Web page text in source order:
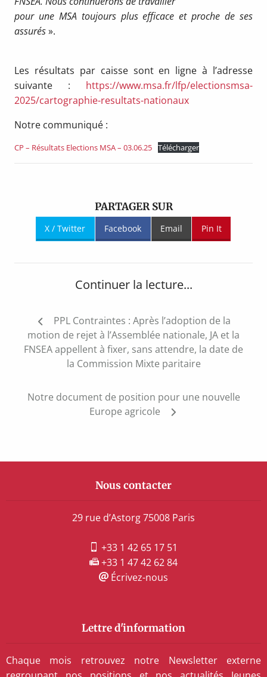
pour une MSA toujours plus efficace et proche de ses
assurés».
Les résultats par caisse sont en ligne à l’adresse
suivante : https://www.msa.fr/lfp/electionsmsa-
2025/cartographie-resultats-nationaux
Notre communiqué :
CP – Résultats Elections MSA – 03.06.25 Télécharger
PARTAGER SUR
X / Twitter Facebook Email Pin It
Continuer la lecture...
Navigation
de
l’article
PPL Contraintes : Après l’adoption de la
motion de rejet à l’Assemblée nationale, JA et la
FNSEA appellent à fixer, sans attendre, la date de
la Commission Mixte paritaire
Notre document de position pour une nouvelle
Europe agricole
Nous contacter
29 rue d’Astorg 75008 Paris
+33 1 42 65 17 51
+33 1 47 42 62 84
Écrivez-nous
Lettre d'information
Chaque mois retrouvez notre Newsletter externe